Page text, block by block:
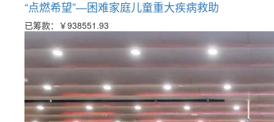
“点燃希望”—困难家庭儿童重大疾病救助
已筹款： ￥938551.93